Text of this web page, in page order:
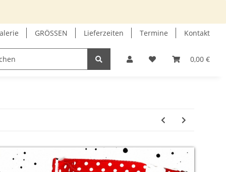
GRÖSSEN Lieferzeiten Termine Kontakt
0,00 €
GUTSCHEIN INFOECKE